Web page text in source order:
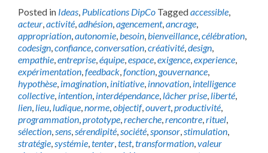
Posted in Ideas, Publications DipCo Taggedaccessible,
acteur,activité,adhésion,agencement,ancrage,
appropriation,autonomie,besoin,bienveillance,célébration,
codesign,confiance,conversation,créativité,design,
empathie,entreprise,équipe,espace,exigence,experience,
expérimentation,feedback,fonction,gouvernance,
hypothèse, imagination, initiative, innovation, intelligence
collective, intention, interdépendance, lâcher prise, liberté,
lien, lieu, ludique,norme,objectif,ouvert,productivité,
programmation,prototype,recherche,rencontre,rituel,
sélection,sens,sérendipité,société,sponsor,stimulation,
stratégie,systémie,tenter,test,transformation,valeur